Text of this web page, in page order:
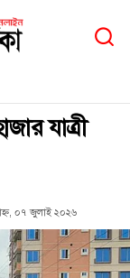
যাত্রী
০৭ জুলাই ২০২৬